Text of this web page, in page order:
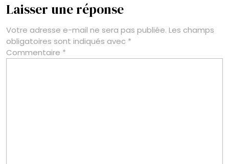
Laisser une réponse
Votre adresse e-mail ne sera pas publiée. Les champs
obligatoires sont indiqués avec *
Commentaire *